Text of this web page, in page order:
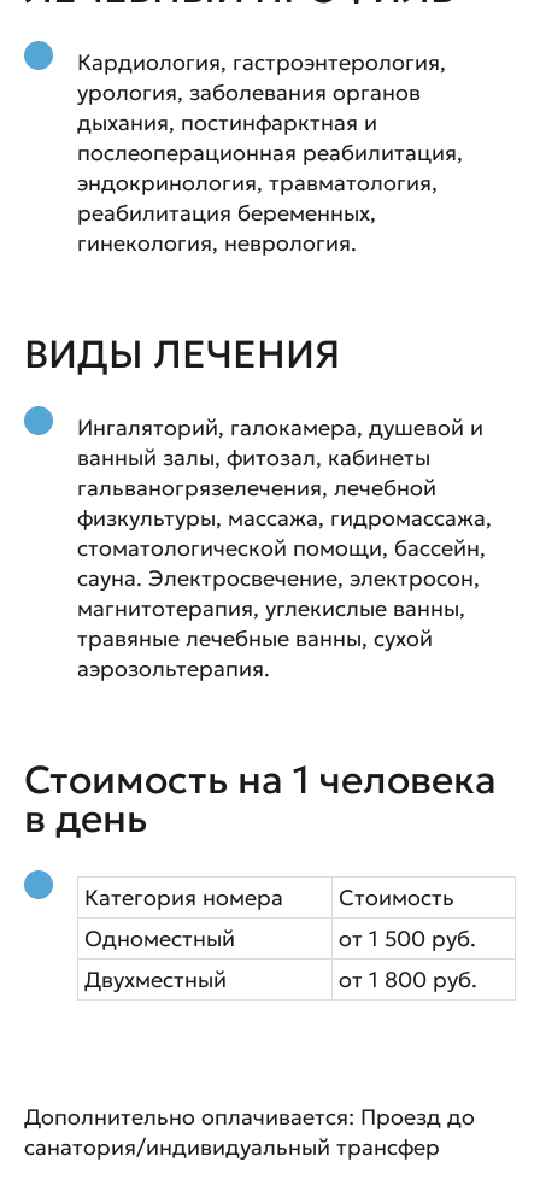
Кардиология, гастроэнтерология,
урология, заболевания органов
дыхания, постинфарктная и
послеоперационная реабилитация,
эндокринология, травматология,
реабилитация беременных,
гинекология, неврология.
ВИДЫ ЛЕЧЕНИЯ
Ингаляторий, галокамера, душевой и
ванный залы, фитозал, кабинеты
гальваногрязелечения, лечебной
физкультуры, массажа, гидромассажа,
стоматологической помощи, бассейн,
сауна. Электросвечение, электросон,
магнитотерапия, углекислые ванны,
травяные лечебные ванны, сухой
аэрозольтерапия.
Стоимость на 1 человека
в день
Категория номера
Стоимость
Одноместный
от 1 500 руб.
Двухместный
от 1 800 руб.
Дополнительно оплачивается: Проезд до
санатория/индивидуальный трансфер